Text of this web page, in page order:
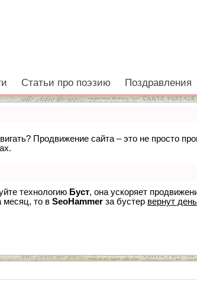
Статьи про поэзию Поздравления
Продвижение сайта – это не просто
технологию Буст, она ускоряет
месяц, то в SeoHammer за бустер вернут